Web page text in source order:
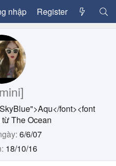
nhập Register
font><font
từThe Ocean
6/6/07
18/10/16